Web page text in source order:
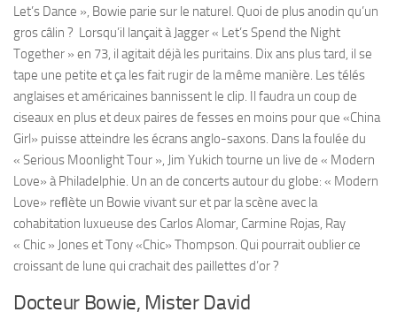
Let’s Dance », Bowie parie sur le naturel. Quoi de plus anodin qu’un
gros câlin ? Lorsqu’il lançait à Jagger « Let’s Spend the Night
Together » en 73, il agitait déjà les puritains. Dix ans plus tard, il se
tape une petite et ça les fait rugir de la même manière. Les télés
anglaises et américaines bannissent le clip. Il faudra un coup de
ciseaux en plus et deux paires de fesses en moins pour que «China
Girl» puisse atteindre les écrans anglo-saxons. Dans la foulée du
« Serious Moonlight Tour », Jim Yukich tourne un live de « Modern
Love» à Philadelphie. Un an de concerts autour du globe: « Modern
Love» reﬂète un Bowie vivant sur et par la scène avec la
cohabitation luxueuse des Carlos Alomar, Carmine Rojas, Ray
« Chic » Jones et Tony «Chic» Thompson. Qui pourrait oublier ce
croissant de lune qui crachait des paillettes d’or ?
Docteur Bowie, Mister David